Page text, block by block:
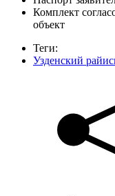
Комплект
объект
Теги:
Узденский